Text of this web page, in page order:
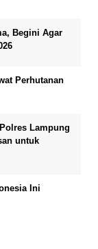
Begini Agar
Perhutanan
Lampung
untuk
Ini